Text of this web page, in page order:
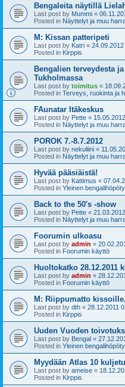
Bengaleita näytillä
Last post by Mummi «
Posted in Näyttelyt ja muu
M: Kissan patteripeti
Last post by Katri « 24.09.2012
Posted in Kirppis
Bengalien terveydesta
Tukholmassa
Last post by toimitus «
Posted in Terveys, ruokinta ja
FAunatar Itäkeskus
Last post by Pette «
Posted in Näyttelyt ja muu
POROK 7.-8.7.2012
Last post by nekuliini «
Posted in Näyttelyt ja muu
Hyvää pääsiäistä!
Last post by Kattimus «
Posted in Yleinen
Back to the 50′s -show
Last post by Pette «
Posted in Näyttelyt ja muu
Foorumin ulkoasu
Last post by admin «
Posted in Foorumin käyttö
Huoltokatko 28.12.2011
Last post by admin «
Posted in Foorumin käyttö
M: Riippumatto
Last post by dth « 28.12.2011
Posted in Kirppis
Uuden Vuoden
Last post by Bengal «
Posted in Yleinen
Myydään Atlas 10
Last post by ameise «
Posted in Kirppis